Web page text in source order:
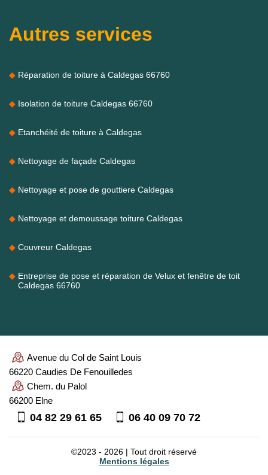
Autres services
Réparation de toiture à Caldegas 66760
Isolation de toiture Caldegas 66760
Etanchéité de toiture à Caldegas
Nettoyage de façade Caldegas
Nettoyage et pose de gouttiere Caldegas
Nettoyage et demoussage toiture Caldegas
Couvreur Caldegas
Entreprise de pose et réparation de Velux et fenêtre de toit
Caldegas 66760
Avenue du Col de Saint Louis
66220 Caudies De Fenouilledes
Chem. du Palol
66200 Elne
04 82 29 61 65 06 40 09 70 72
©2023 - 2026 | Tout droit réservé
Mentions légales